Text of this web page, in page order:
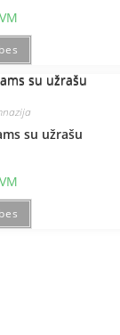
su užrašu